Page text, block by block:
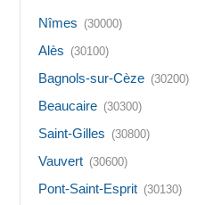
Nîmes (30000)
Alès (30100)
Bagnols-sur-Cèze (30200)
Beaucaire (30300)
Saint-Gilles (30800)
Vauvert (30600)
Pont-Saint-Esprit (30130)